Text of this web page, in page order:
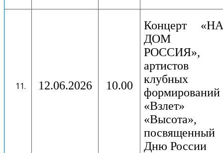
12.06.2026 10.00
Концерт
ДОМ
РОССИЯ»,
артистов
клубных
формирований
«Взлет»
«Высота»,
посвященный
Дню России